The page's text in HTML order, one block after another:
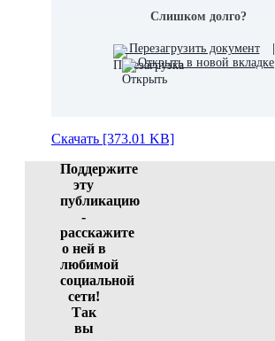
Слишком долго?
Перезагрузить документ
Открыть в новой вкладке
Скачать [373.01 KB]
Поддержите
эту
публикацию
-
расскажите
о ней в
любимой
социальной
сети!
Так
вы